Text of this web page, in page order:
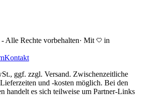
Alle Rechte vorbehalten· Mit
in
Kontakt
ggf. zzgl. Versand. Zwischenzeitliche
und -kosten möglich. Bei den
handelt es sich teilweise um Partner-Links